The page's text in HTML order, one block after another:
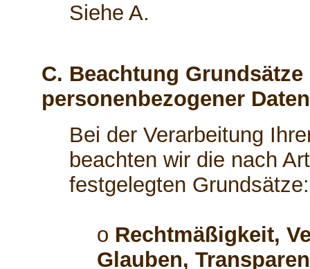
Siehe A.
C. Beachtung
personenbezogener Daten
Bei der Verarbeitung
beachten wir die nach
festgelegten Grundsätze:
o Rechtmäßigkeit,
Glauben,